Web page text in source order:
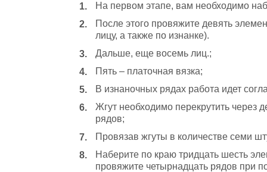
На первом этапе, вам необходимо
После этого провяжите девять
лицу, а также по изнанке).
Дальше, еще восемь лиц.;
Пять – платочная вязка;
В изнаночных рядах работа идет
Жгут необходимо перекрутить через
рядов;
Провязав жгуты в количестве семи
Наберите по краю тридцать шесть
провяжите четырнадцать рядов при